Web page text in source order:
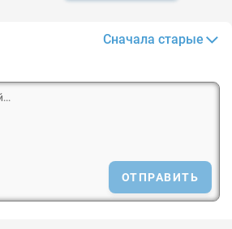
Сначала старые
ОТПРАВИТЬ